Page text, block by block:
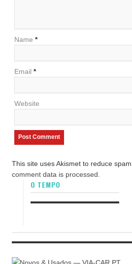
Name *
Email *
Website
This site uses Akismet to reduce spam.
comment data is processed.
O TEMPO